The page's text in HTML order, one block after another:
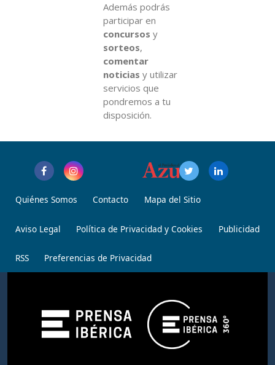
Además podrás
participar en
concursos y
sorteos,
comentar
noticias y utilizar
servicios que
pondremos a tu
disposición.
Quiénes Somos Contacto Mapa del Sitio
Aviso Legal Política de Privacidad y Cookies Publicidad
RSS Preferencias de Privacidad